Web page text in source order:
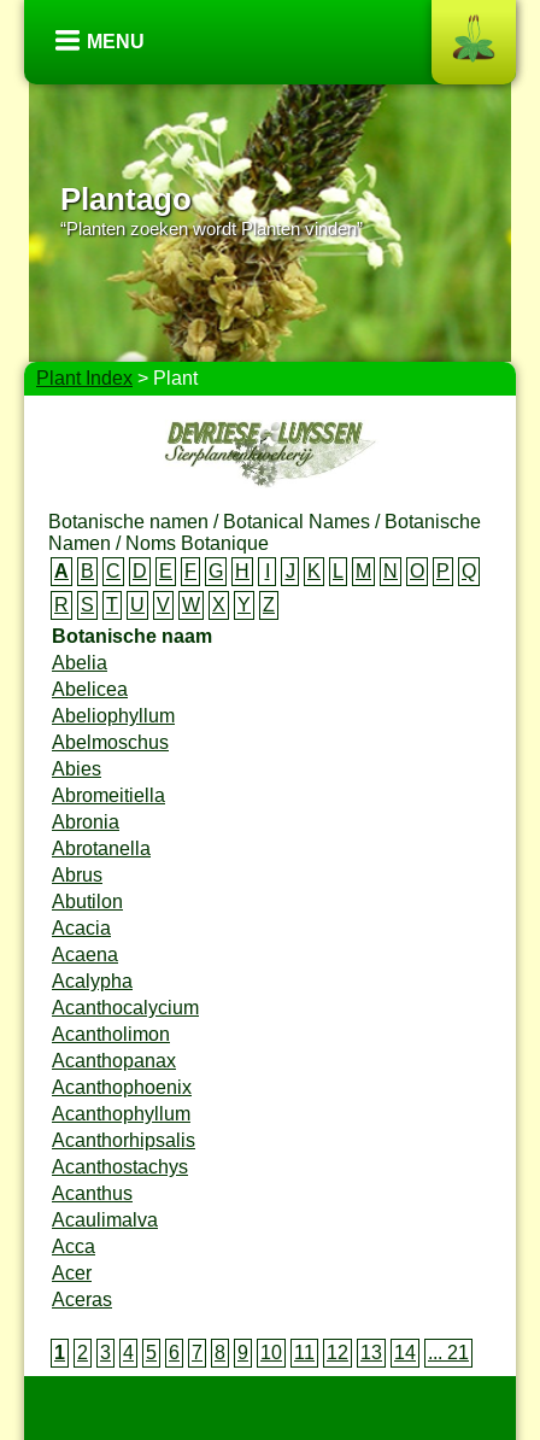
MENU
Plantago
“Planten zoeken wordt Planten vinden”
Plant Index > Plant
Botanische namen / Botanical Names / Botanische
Namen / Noms Botanique
A
B C D E F G H J K L M N O P
Q
R
S T U V W X Y
Z
Botanische naam
Abelia
Abelicea
Abeliophyllum
Abelmoschus
Abies
Abromeitiella
Abronia
Abrotanella
Abrus
Abutilon
Acacia
Acaena
Acalypha
Acanthocalycium
Acantholimon
Acanthopanax
Acanthophoenix
Acanthophyllum
Acanthorhipsalis
Acanthostachys
Acanthus
Acaulimalva
Acca
Acer
Aceras
1 2 3 4 5 6 7 8 9 10 11 12 13 14 ... 21